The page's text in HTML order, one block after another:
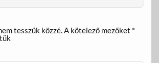
tesszük közzé.A kötelező mezőket *